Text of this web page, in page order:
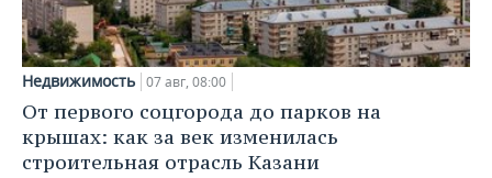
Недвижимость 07 авг, 08:00
От первого соцгорода до парков на
крышах: как за век изменилась
строительная отрасль Казани